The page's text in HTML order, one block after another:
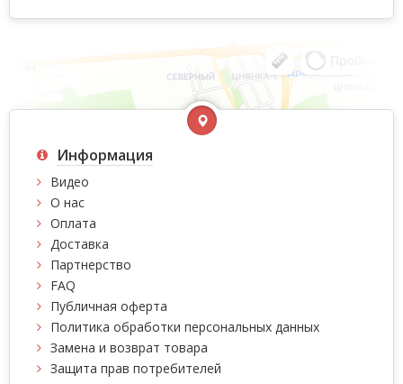
Информация
Видео
О нас
Оплата
Доставка
Партнерство
FAQ
Публичная оферта
Политика обработки персональных данных
Замена и возврат товара
Защита прав потребителей